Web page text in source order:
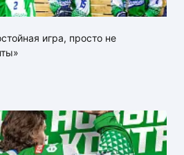
игра, просто не